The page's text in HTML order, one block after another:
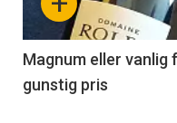
3
Magnum eller vanlig
gunstig pris